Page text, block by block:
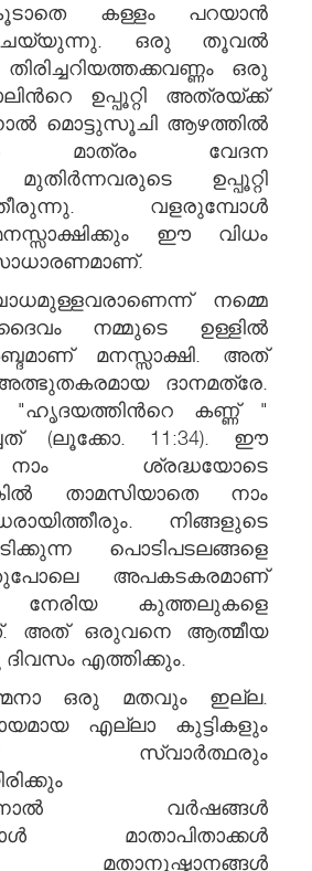
കള്ളം പറയാന്‍
ഒരു തൂവല്‍
ഒരു
ഉപ്പൂറ്റി അത്രയ്ക്ക്
മൊട്ടുസൂചി ആഴത്തില്‍
മാത്രം വേദന
ഉപ്പൂറ്റി
വളരുമ്പോള്‍
ഈ വിധം
നമ്മെ
ദൈവം നമ്മുടെ ഉള്ളില്‍
മനസ്സാക്ഷി. അത്
ദാനമത്രേ.
കണ്ണ് "
(ലൂക്കോ. 11:34). ഈ
ശ്രദ്ധയോടെ
താമസിയാതെ നാം
നിങ്ങളുടെ
പൊടിപടലങ്ങളെ
അപകടകരമാണ്
നേരിയ കുത്തലുകളെ
അത് ഒരുവനെ ആത്മീയ
എത്തിക്കും.
ഒരു മതവും ഇല്ല.
എല്ലാ കുട്ടികളും
സ്വാര്‍ത്ഥരും
വര്‍ഷങ്ങള്‍
മാതാപിതാക്കള്‍